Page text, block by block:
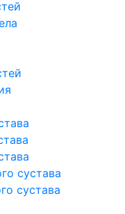
сустава
сустава